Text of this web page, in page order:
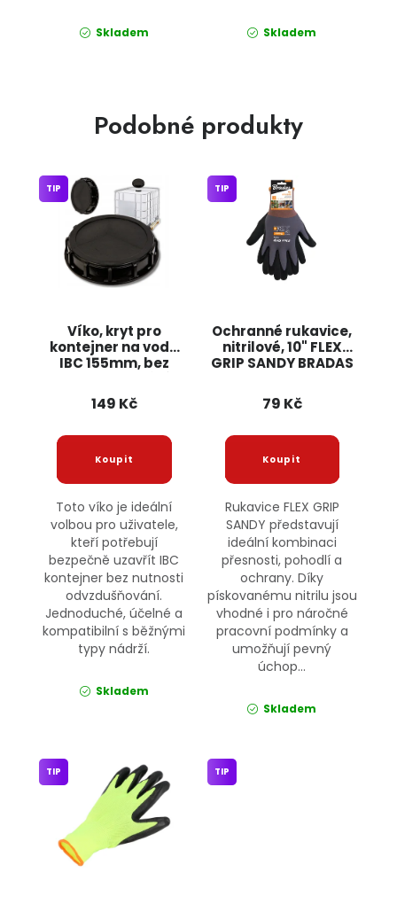
Skladem Skladem
Podobné produkty
Víko, kryt pro
kontejner na vodu
IBC 155mm, bez
TIP
149 Kč
Toto víko je ideální
volbou pro uživatele,
kteří potřebují
bezpečně uzavřít IBC
kontejner bez nutnosti
odvzdušňování.
Jednoduché, účelné a
kompatibilní s běžnými
typy nádrží.
Skladem
Ochranné rukavice,
nitrilové, 10" FLEX
GRIP SANDY BRADAS
TIP
79 Kč
Rukavice FLEX GRIP
SANDY představují
ideální kombinaci
přesnosti, pohodlí a
ochrany. Díky
pískovanému nitrilu jsou
vhodné i pro náročné
pracovní podmínky a
umožňují pevný
úchop...
Skladem
TIP TIP